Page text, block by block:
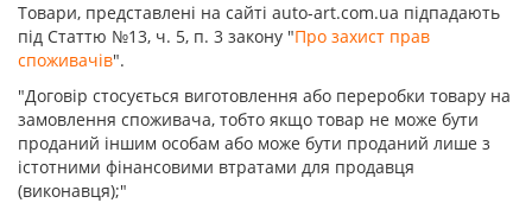
Товари, представлені на сайті auto-art.com.ua підпадають
під Статтю №13, ч. 5, п. 3 закону "Про захист прав
споживачів".
"Договір стосується виготовлення або переробки товару на
замовлення споживача, тобто якщо товар не може бути
проданий іншим особам або може бути проданий лише з
істотними фінансовими втратами для продавця
(виконавця);"